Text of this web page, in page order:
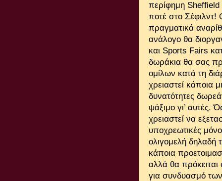
περίφημη Sheffield
ποτέ στο Σέφιλντ!
πραγματικά
ανάλογο θα
και Sports Fairs
δωράκια θα σας
ομίλων κατά τη
χρειαστεί κάποια
δυνατότητες
ψάξιμο γι’ αυτές.
χρειαστεί να
υποχρεωτικές
ολιγομελή δηλαδή
κάποια
αλλά θα πρόκειται
για συνδυασμό